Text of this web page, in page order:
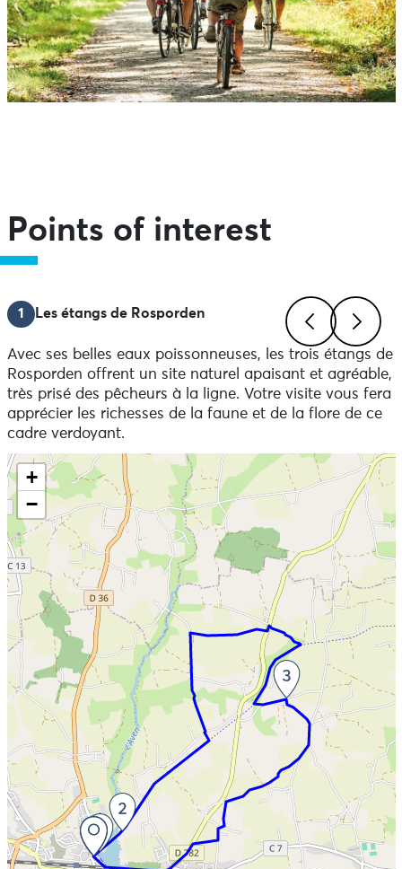
Points of interest
PreviousNext
1 Les étangs de Rosporden
Avec ses belles eaux poissonneuses, les trois étangs de
Rosporden offrent un site naturel apaisant et agréable,
très prisé des pêcheurs à la ligne. Votre visite vous fera
apprécier les richesses de la faune et de la flore de ce
cadre verdoyant.
Skip the map and go straight to the information
+
−